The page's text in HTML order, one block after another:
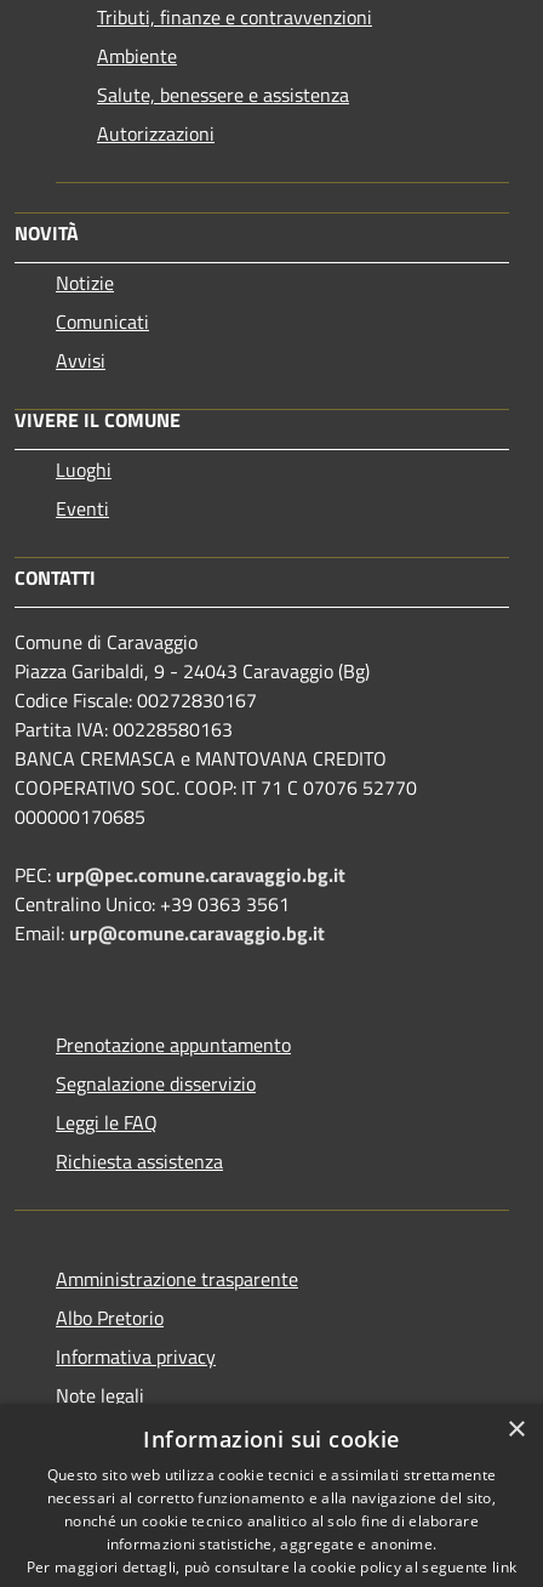
Tributi, finanze e contravvenzioni
Ambiente
Salute, benessere e assistenza
Autorizzazioni
NOVITÀ
Notizie
Comunicati
Avvisi
VIVERE IL COMUNE
Luoghi
Eventi
CONTATTI
Comune di Caravaggio
Piazza Garibaldi, 9 - 24043 Caravaggio (Bg)
Codice Fiscale: 00272830167
Partita IVA: 00228580163
BANCA CREMASCA e MANTOVANA CREDITO
COOPERATIVO SOC. COOP: IT 71 C 07076 52770
000000170685
PEC: urp@pec.comune.caravaggio.bg.it
Centralino Unico: +39 0363 3561
Email: urp@comune.caravaggio.bg.it
Prenotazione appuntamento
Segnalazione disservizio
Leggi le FAQ
Richiesta assistenza
Amministrazione trasparente
Albo Pretorio
Informativa privacy
Note legali
Dichiarazione di accessibilità
RSS
Copyright © 2026 • Comune di
×
Informazioni sui cookie
Questo sito web utilizza cookie tecnici e assimilati strettamente
necessari al corretto funzionamento e alla navigazione del sito,
nonché un cookie tecnico analitico al solo fine di elaborare
informazioni statistiche, aggregate e anonime.
Per maggiori dettagli, può consultare la cookie policy al seguente link